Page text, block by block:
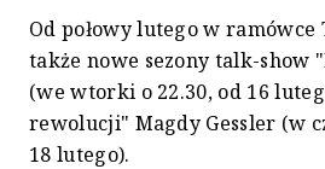
Od połowy lutego w ramówce
także nowe sezony talk-show
(we wtorki o 22.30, od 16
rewolucji" Magdy Gessler (w
18 lutego).